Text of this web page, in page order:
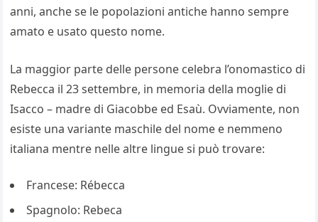
anni, anche se le popolazioni antiche hanno sempre
amato e usato questo nome.
La maggior parte delle persone celebra l’onomastico di
Rebecca il 23 settembre, in memoria della moglie di
Isacco – madre di Giacobbe ed Esaù. Ovviamente, non
esiste una variante maschile del nome e nemmeno
italiana mentre nelle altre lingue si può trovare:
Francese: Rébecca
Spagnolo: Rebeca